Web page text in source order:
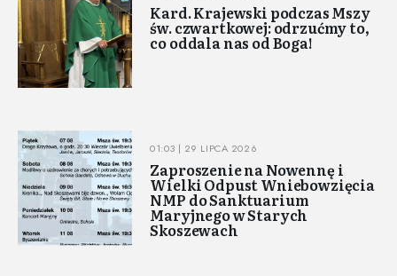
Kard. Krajewski podczas Mszy
św. czwartkowej: odrzućmy to,
co oddala nas od Boga!
01:03 | 29 LIPCA 2026
Zaproszenie na Nowennę i
Wielki Odpust Wniebowzięcia
NMP do Sanktuarium
Maryjnego w Starych
Skoszewach